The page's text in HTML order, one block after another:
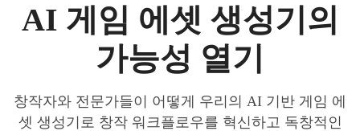
AI 게임 에셋 생성기의
가능성 열기
창작자와 전문가들이 어떻게 우리의 AI 기반 게임 에
셋 생성기로 창작 워크플로우를 혁신하고 독창적인